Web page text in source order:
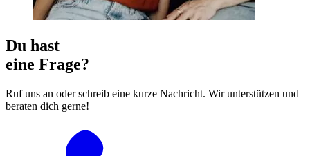
Du hast
eine Frage?
Ruf uns an oder schreib eine kurze Nachricht. Wir unterstützen und
beraten dich gerne!